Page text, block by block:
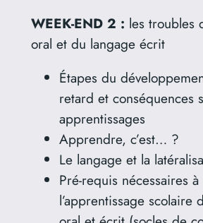
WEEK-END 2 : les troubles
oral et du langage écrit
Étapes du
retard et conséquences
apprentissages
Apprendre, c’est… ?
Le langage et la
Pré-requis nécessaires à
l’apprentissage scolaire